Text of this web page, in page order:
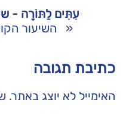
עִתִּים לַתּוֹרָה -
« השיעור
כתיבת תגובה
האימייל לא יוצג באתר.